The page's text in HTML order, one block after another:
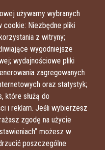
używamy wybranych
cookie: Niezbędne pliki
z witryny;
wygodniejsze
wydajnościowe pliki
zagregowanych
oraz statystyk;
które służą do
i reklam. Jeśli wybierzesz
zgodę na użycie
możesz w
poszczególne